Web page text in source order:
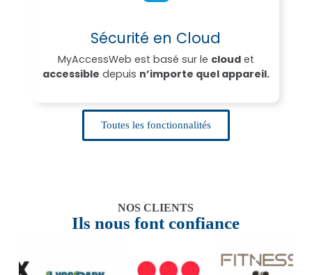
Sécurité en Cloud
MyAccessWeb est basé sur le cloudet
accessible depuis n’importe quel appareil.
Toutes les fonctionnalités
NOS CLIENTS
Ils nous font confiance